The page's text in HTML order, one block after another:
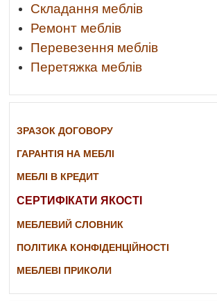
Складання меблів
Ремонт меблів
Перевезення меблів
Перетяжка меблів
ЗРАЗОК ДОГОВОРУ
ГАРАНТІЯ НА МЕБЛІ
МЕБЛІ В КРЕДИТ
СЕРТИФІКАТИ ЯКОСТІ
МЕБЛЕВИЙ СЛОВНИК
ПОЛІТИКА КОНФІДЕНЦІЙНОСТІ
МЕБЛЕВІ ПРИКОЛИ